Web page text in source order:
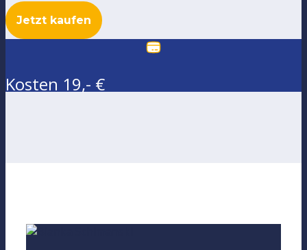
Jetzt kaufen
Kosten 19,- €